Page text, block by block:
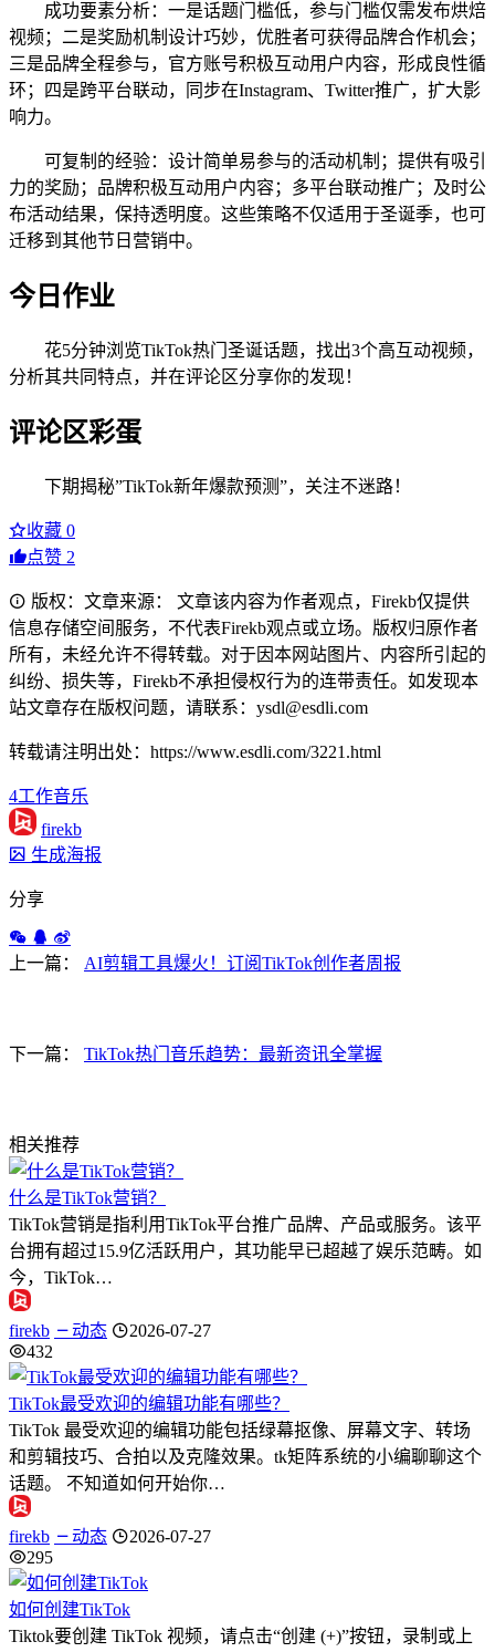
成功要素分析：一是话题门槛低，参与门槛仅需发布烘焙
视频；二是奖励机制设计巧妙，优胜者可获得品牌合作机会；
三是品牌全程参与，官方账号积极互动用户内容，形成良性循
环；四是跨平台联动，同步在Instagram、Twitter推广，扩大影
响力。
可复制的经验：设计简单易参与的活动机制；提供有吸引
力的奖励；品牌积极互动用户内容；多平台联动推广；及时公
布活动结果，保持透明度。这些策略不仅适用于圣诞季，也可
迁移到其他节日营销中。
今日作业
花5分钟浏览TikTok热门圣诞话题，找出3个高互动视频，
分析其共同特点，并在评论区分享你的发现！
评论区彩蛋
下期揭秘”TikTok新年爆款预测”，关注不迷路！
收藏 0
点赞 2
版权：文章来源： 文章该内容为作者观点，Firekb仅提供
信息存储空间服务，不代表Firekb观点或立场。版权归原作者
所有，未经允许不得转载。对于因本网站图片、内容所引起的
纠纷、损失等，Firekb不承担侵权行为的连带责任。如发现本
站文章存在版权问题，请联系：ysdl@esdli.com
转载请注明出处：https://www.esdli.com/3221.html
4工作音乐
firekb
生成海报
分享
上一篇： AI剪辑工具爆火！订阅TikTok创作者周报
下一篇： TikTok热门音乐趋势：最新资讯全掌握
相关推荐
什么是TikTok营销？
TikTok营销是指利用TikTok平台推广品牌、产品或服务。该平
台拥有超过15.9亿活跃用户，其功能早已超越了娱乐范畴。如
今，TikTok…
firekb 动态
2026-07-27
432
TikTok最受欢迎的编辑功能有哪些？
TikTok 最受欢迎的编辑功能包括绿幕抠像、屏幕文字、转场
和剪辑技巧、合拍以及克隆效果。tk矩阵系统的小编聊聊这个
话题。 不知道如何开始你…
firekb 动态
2026-07-27
295
如何创建TikTok
Tiktok要创建 TikTok 视频，请点击“创建 (+)”按钮，录制或上